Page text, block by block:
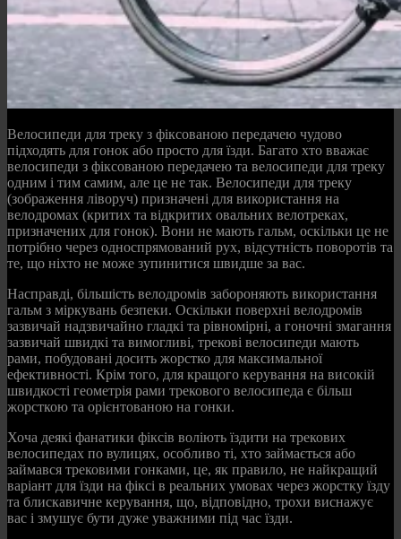
Велосипеди для треку з фіксованою передачею чудово
підходять для гонок або просто для їзди. Багато хто вважає
велосипеди з фіксованою передачею та велосипеди для треку
одним і тим самим, але це не так. Велосипеди для треку
(зображення ліворуч) призначені для використання на
велодромах (критих та відкритих овальних велотреках,
призначених для гонок). Вони не мають гальм, оскільки це не
потрібно через односпрямований рух, відсутність поворотів та
те, що ніхто не може зупинитися швидше за вас.
Насправді, більшість велодромів забороняють використання
гальм з міркувань безпеки. Оскільки поверхні велодромів
зазвичай надзвичайно гладкі та рівномірні, а гоночні змагання
зазвичай швидкі та вимогливі, трекові велосипеди мають
рами, побудовані досить жорстко для максимальної
ефективності. Крім того, для кращого керування на високій
швидкості геометрія рами трекового велосипеда є більш
жорсткою та орієнтованою на гонки.
Хоча деякі фанатики фіксів воліють їздити на трекових
велосипедах по вулицях, особливо ті, хто займається або
займався трековими гонками, це, як правило, не найкращий
варіант для їзди на фіксі в реальних умовах через жорстку їзду
та блискавичне керування, що, відповідно, трохи виснажує
вас і змушує бути дуже уважними під час їзди.